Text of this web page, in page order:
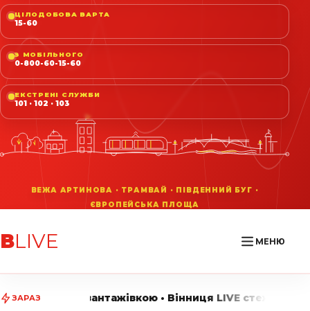
ЦІЛОДОБОВА ВАРТА
15-60
З МОБІЛЬНОГО
0-800-60-15-60
ЕКСТРЕНІ СЛУЖБИ
101 · 102 · 103
ВLIVE МЕНЮ
ЗАРАЗ • Вінниця LIVE стежить за головними